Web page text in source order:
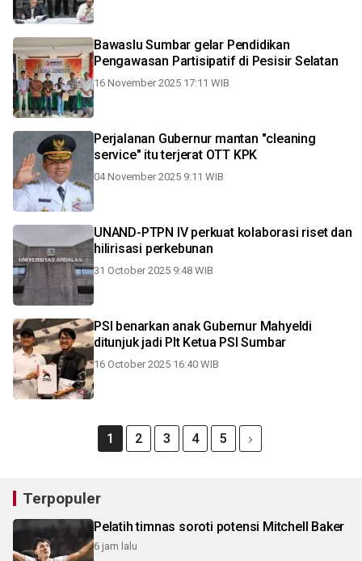
Bawaslu Sumbar gelar Pendidikan
Pengawasan Partisipatif di Pesisir Selatan
16 November 2025 17:11 WIB
Perjalanan Gubernur mantan "cleaning
service" itu terjerat OTT KPK
04 November 2025 9:11 WIB
UNAND-PTPN IV perkuat kolaborasi riset dan
hilirisasi perkebunan
31 October 2025 9:48 WIB
PSI benarkan anak Gubernur Mahyeldi
ditunjuk jadi Plt Ketua PSI Sumbar
16 October 2025 16:40 WIB
1 2 3 4 5
Terpopuler
Pelatih timnas soroti potensi Mitchell Baker
6 jam lalu